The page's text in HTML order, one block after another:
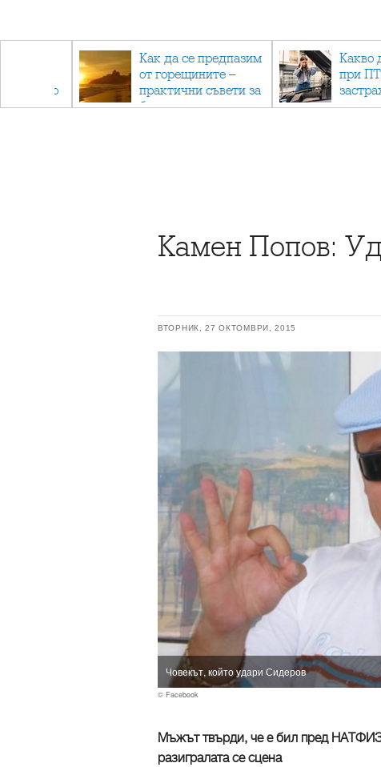
отново
Как да се предпазим
от горещините –
практични съвети за
безопасно лято
Какво
при
Камен Попов:
ВТОРНИК, 27 ОКТОМВРИ, 2015
Човекът, който удари Сидеров
© Facebook
Мъжът твърди, че е бил пред НАТФИЗ
разигралата се сцена